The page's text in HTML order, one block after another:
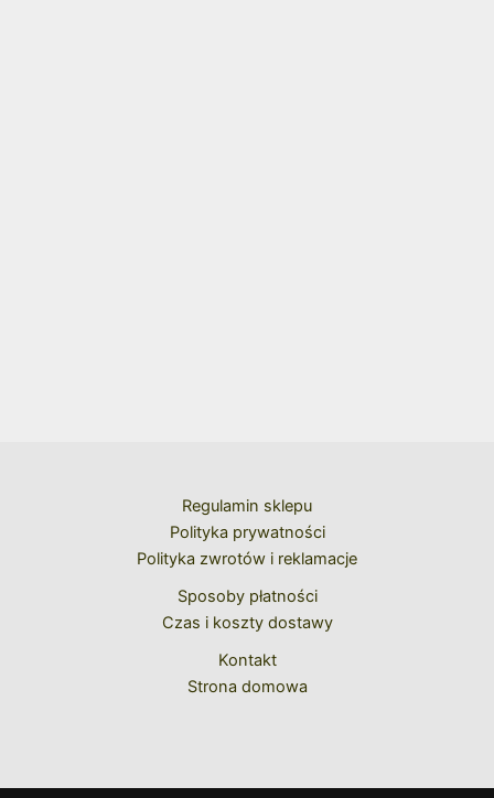
Regulamin sklepu
Polityka prywatności
Polityka zwrotów i reklamacje
Sposoby płatności
Czas i koszty dostawy
Kontakt
Strona domowa